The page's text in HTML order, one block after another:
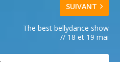
SUIVANT
The best bellydance show
// 18 et 19 mai